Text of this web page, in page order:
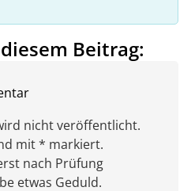
Beitrag:
nicht veröffentlicht.
mit * markiert.
nach Prüfung
etwas Geduld.